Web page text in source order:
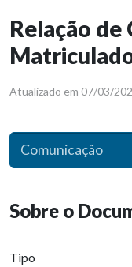
Relação de
Atualizado em 07/03/
Comunicação
Sobre o
Tipo